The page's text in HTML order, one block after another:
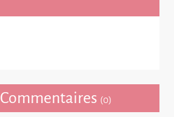
Commentaires (0)